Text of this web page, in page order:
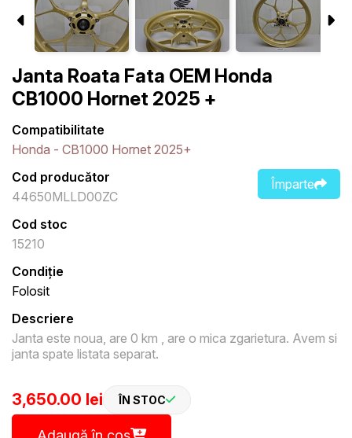
Janta Roata Fata OEM Honda
CB1000 Hornet 2025 +
Compatibilitate
Honda - CB1000 Hornet 2025+
Împarte
Cod producător
44650MLLD00ZC
Cod stoc
15210
Condiție
Folosit
Descriere
Janta este noua, are 0 km , are o mica zgarietura. Avem si
janta spate listata separat.
3,650.00 lei ÎN STOC